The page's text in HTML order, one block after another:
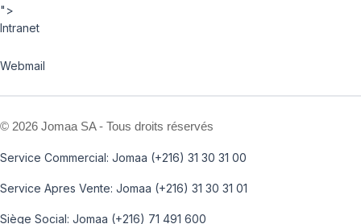
">
Intranet
Webmail
© 2026 Jomaa SA - Tous droits réservés
Service Commercial: Jomaa (+216) 31 30 31 00
Service Apres Vente: Jomaa (+216) 31 30 31 01
Siège Social: Jomaa (+216) 71 491 600